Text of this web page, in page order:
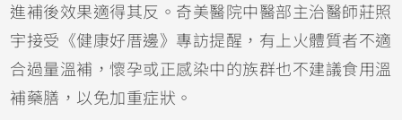
進補後效果適得其反。奇美醫院中醫部主治醫師莊照
宇接受《健康好厝邊》專訪提醒，有上火體質者不適
合過量溫補，懷孕或正感染中的族群也不建議食用溫
補藥膳，以免加重症狀。